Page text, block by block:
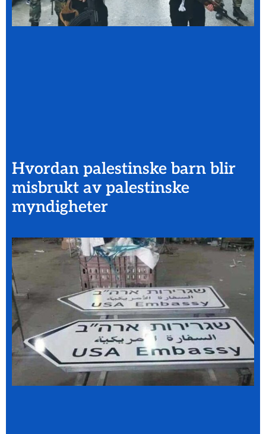
Hvordan palestinske barn blir
misbrukt av palestinske
myndigheter